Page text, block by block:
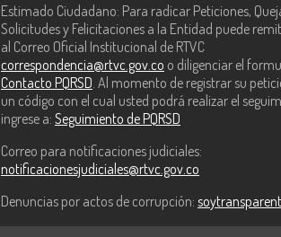
Estimado Ciudadano: Para radicar Peticiones,
Solicitudes y Felicitaciones a la Entidad puede
al Correo Oficial Institucional de RTVC
correspondencia@rtvc.gov.co o diligenciar el
Contacto PQRSD . Al momento de registrar su
un código con el cual usted podrá realizar el
ingrese a: Seguimiento de PQRSD
Correo para notificaciones judiciales:
notificacionesjudiciales@rtvc.gov.co
Denuncias por actos de corrupción: